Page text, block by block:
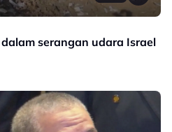
serangan udara Israel